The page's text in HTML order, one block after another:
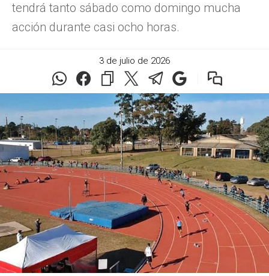
tendrá tanto sábado como domingo mucha
acción durante casi ocho horas.
3 de julio de 2026